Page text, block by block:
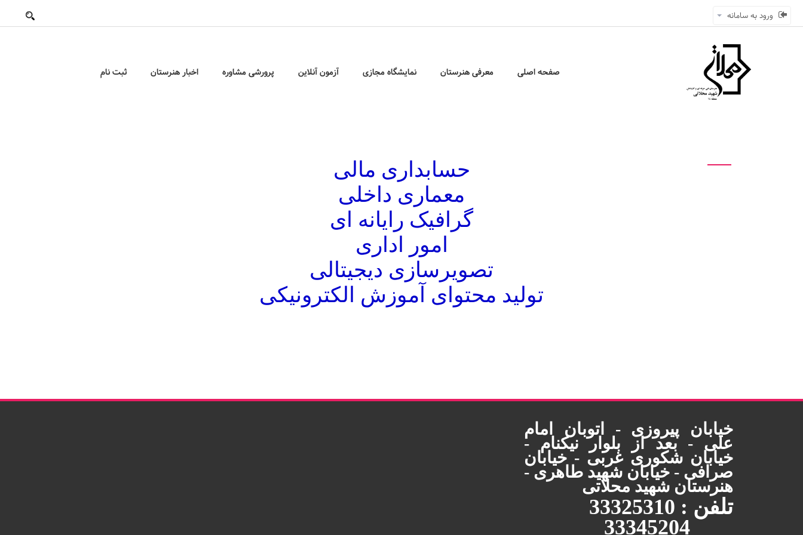
ورود به سامانه
صفحه اصلی معرفی هنرستان نمایشگاه مجازی آزمون آنلاین پرورشی مشاوره اخبار هنرستان ثبت نام
حسابداری مالی
معماری داخلی
گرافیک رایانه ای
امور اداری
تصویرسازی دیجیتالی
تولید محتوای آموزش الکترونیکی
خیابان پیروزی - اتوبان امام
علی - بعد از بلوار نیکنام -
خیابان شکوری غربی - خیابان
صرافی - خیابان شهید طاهری -
هنرستان شهید محلاتی
تلفن : 33325310
33345204